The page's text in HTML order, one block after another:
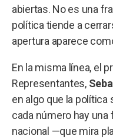
abiertas. No es una
política tiende a
apertura aparece
En la misma línea, el
Representantes,
en algo que la política
cada número hay
nacional —que mira